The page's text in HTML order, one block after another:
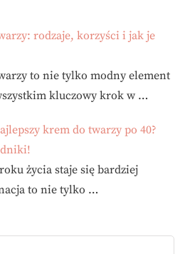
rodzaje, korzyści i jak je
to nie tylko modny element
kluczowy krok w …
krem do twarzy po 40?
życia staje się bardziej
to nie tylko …